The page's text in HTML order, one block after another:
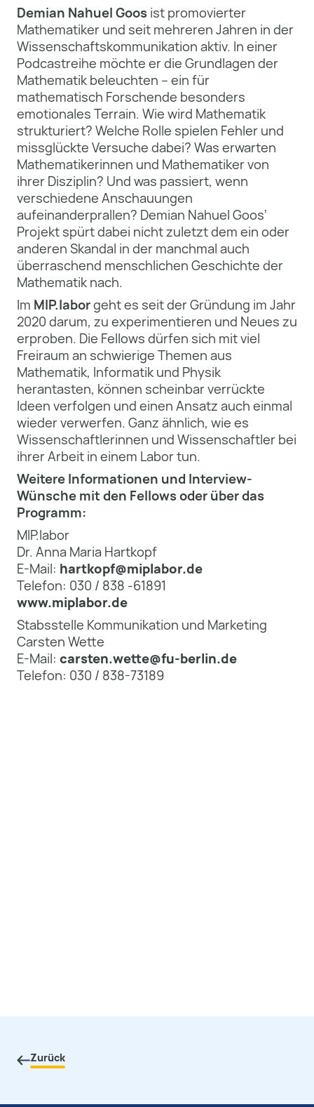
Demian Nahuel Goosist promovierter
Mathematiker und seit mehreren Jahren in der
Wissenschaftskommunikation aktiv. In einer
Podcastreihe möchte er die Grundlagen der
Mathematik beleuchten – ein für
mathematisch Forschende besonders
emotionales Terrain. Wie wird Mathematik
strukturiert? Welche Rolle spielen Fehler und
missglückte Versuche dabei? Was erwarten
Mathematikerinnen und Mathematiker von
ihrer Disziplin? Und was passiert, wenn
verschiedene Anschauungen
aufeinanderprallen? Demian Nahuel Goos‘
Projekt spürt dabei nicht zuletzt dem ein oder
anderen Skandal in der manchmal auch
überraschend menschlichen Geschichte der
Mathematik nach.
Im MIP.laborgeht es seit der Gründung im Jahr
2020 darum, zu experimentieren und Neues zu
erproben. Die Fellows dürfen sich mit viel
Freiraum an schwierige Themen aus
Mathematik, Informatik und Physik
herantasten, können scheinbar verrückte
Ideen verfolgen und einen Ansatz auch einmal
wieder verwerfen. Ganz ähnlich, wie es
Wissenschaftlerinnen und Wissenschaftler bei
ihrer Arbeit in einem Labor tun.
Weitere Informationen und Interview-
Wünsche mit den Fellows oder über das
Programm:
MIP.labor
Dr. Anna Maria Hartkopf
E-Mail: hartkopf@miplabor.de
Telefon: 030 / 838 -61891
www.miplabor.de
Stabsstelle Kommunikation und Marketing
Carsten Wette
E-Mail: carsten.wette@fu-berlin.de
Telefon: 030 / 838-73189
Zurück